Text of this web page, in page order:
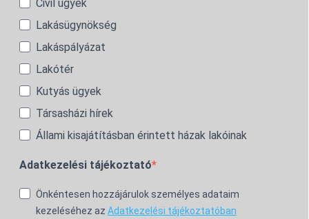
Civil ügyek
Lakásügynökség
Lakáspályázat
Lakótér
Kutyás ügyek
Társasházi hírek
Állami kisajátításban érintett házak lakóinak
Adatkezelési tájékoztató
Önkéntesen hozzájárulok személyes adataim
kezeléséhez az Adatkezelési tájékoztatóban